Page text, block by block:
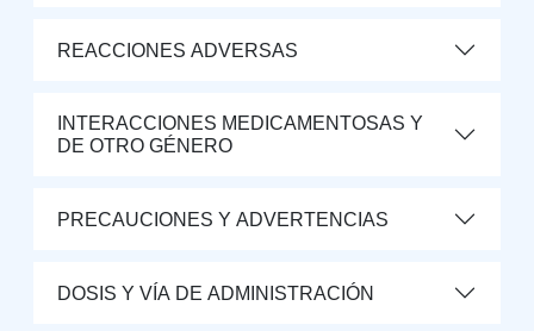
REACCIONES ADVERSAS
INTERACCIONES MEDICAMENTOSAS Y
DE OTRO GÉNERO
PRECAUCIONES Y ADVERTENCIAS
DOSIS Y VÍA DE ADMINISTRACIÓN